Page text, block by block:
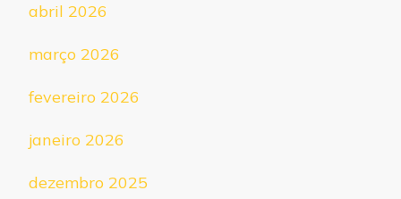
abril 2026
março 2026
fevereiro 2026
janeiro 2026
dezembro 2025